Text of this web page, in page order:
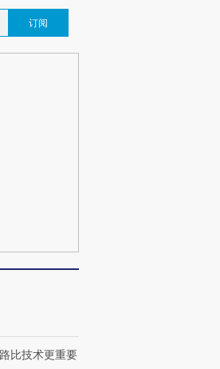
订阅
比技术更重要